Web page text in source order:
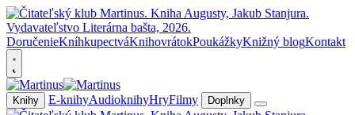
DoručenieKníhkupectváKnihovrátokPoukážkyKnižný blogKontakt
Knihy E-knihyAudioknihyHryFilmy Doplnky